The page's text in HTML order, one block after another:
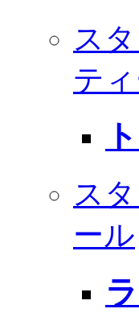
ス
テ
ス
ール